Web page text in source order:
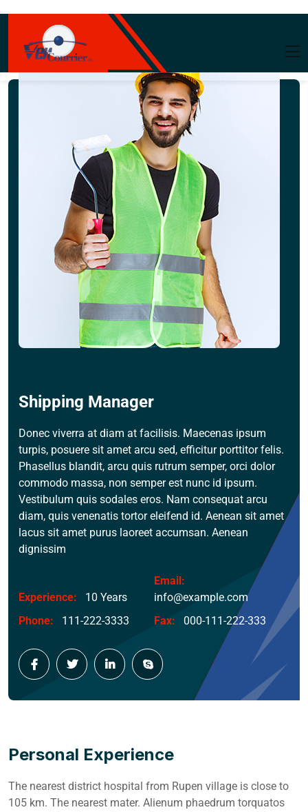
Shipping Manager
Donec viverra at diam at facilisis. Maecenas ipsum
turpis, posuere sit amet arcu sed, efficitur porttitor felis.
Phasellus blandit, arcu quis rutrum semper, orci dolor
commodo massa, non semper est nunc id ipsum.
Vestibulum quis sodales eros. Nam consequat arcu
diam, quis venenatis tortor eleifend id. Aenean sit amet
lacus sit amet purus laoreet accumsan. Aenean
dignissim
Experience: 10 Years
Email:
info@example.com
Phone:
111-222-3333 Fax: 000-111-222-333
Personal Experience
The nearest district hospital from Rupen village is close to
105 km. The nearest mater. Alienum phaedrum torquatos